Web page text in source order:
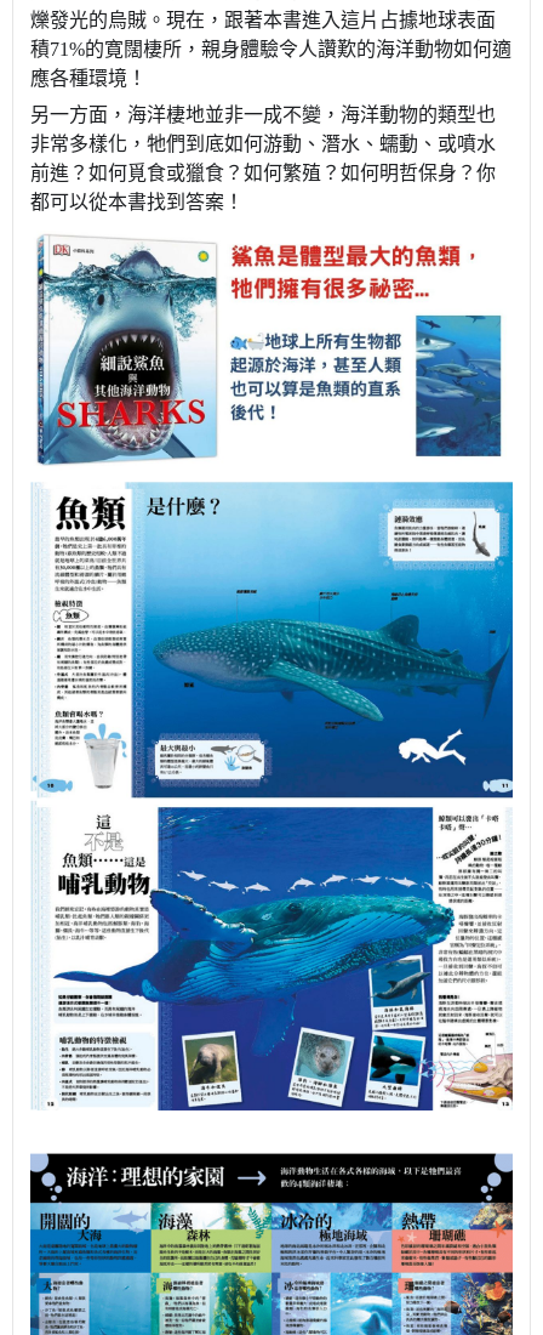
爍發光的烏賊。現在，跟著本書進入這片占據地球表面
積71%的寛闊棲所，親身體驗令人讚歎的海洋動物如何適
應各種環境！
另一方面，海洋棲地並非一成不變，海洋動物的類型也
非常多樣化，牠們到底如何游動、潛水、蠕動、或噴水
前進？如何覓食或獵食？如何繁殖？如何明哲保身？你
都可以從本書找到答案！